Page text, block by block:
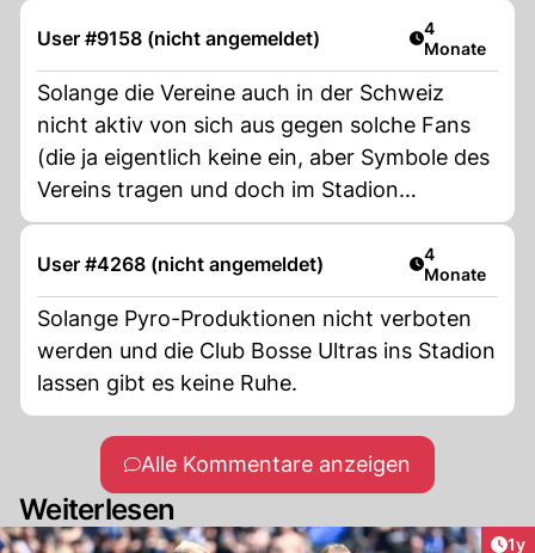
User #9158 (nicht angemeldet) Artikel
4
Monate
Solange die Vereine auch in der Schweiz
nicht aktiv von sich aus gegen solche Fans
(die ja eigentlich keine ein, aber Symbole des
Vereins tragen und doch im Stadion
erwünscht sind...) vorgehen, wird sich nichts
ändern....
User #4268 (nicht angemeldet) Artikel
4
Monate
Solange Pyro-Produktionen nicht verboten
werden und die Club Bosse Ultras ins Stadion
lassen gibt es keine Ruhe.
Alle Kommentare anzeigen
Weiterlesen
1y